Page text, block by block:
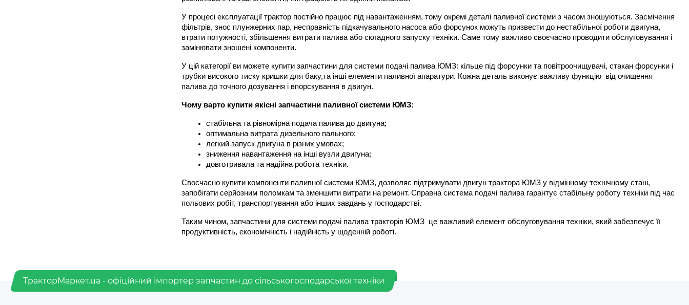
У процесі експлуатації трактор постійно працює під навантаженням, тому окремі деталі паливної системи з часом зношуються. Засмічення
фільтрів, знос плунжерних пар, несправність підкачувального насоса або форсунок можуть призвести до нестабільної роботи двигуна,
втрати потужності, збільшення витрати палива або складного запуску техніки. Саме тому важливо своєчасно проводити обслуговування і
замінювати зношені компоненти.
У цій категорії ви можете купити запчастини для системи подачі палива ЮМЗ: кільце під форсунки та повітроочищувачі, стакан форсунки і
трубки високого тиску кришки для баку,та інші елементи паливної апаратури. Кожна деталь виконує важливу функцію  від очищення
палива до точного дозування і впорскування в двигун.
Чому варто купити якісні запчастини паливної системи ЮМЗ:
стабільна та рівномірна подача палива до двигуна;
оптимальна витрата дизельного пального;
легкий запуск двигуна в різних умовах;
зниження навантаження на інші вузли двигуна;
довготривала та надійна робота техніки.
Своєчасно купити компоненти паливної системи ЮМЗ, дозволяє підтримувати двигун трактора ЮМЗ у відмінному технічному стані,
запобігати серйозним поломкам та зменшити витрати на ремонт. Справна система подачі палива гарантує стабільну роботу техніки під час
польових робіт, транспортування або інших завдань у господарстві.
Таким чином, запчастини для системи подачі палива тракторів ЮМЗ  це важливий елемент обслуговування техніки, який забезпечує її
продуктивність, економічність і надійність у щоденній роботі.
ТракторМаркет.ua - офіційний імпортер запчастин до сільськогосподарської техніки